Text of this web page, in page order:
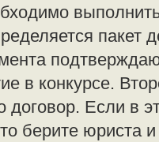
пакет
в конкурсе.
договор. Если в
берите юриста